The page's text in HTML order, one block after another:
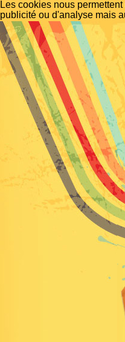
Les cookies nous
publicité ou d'analyse mais